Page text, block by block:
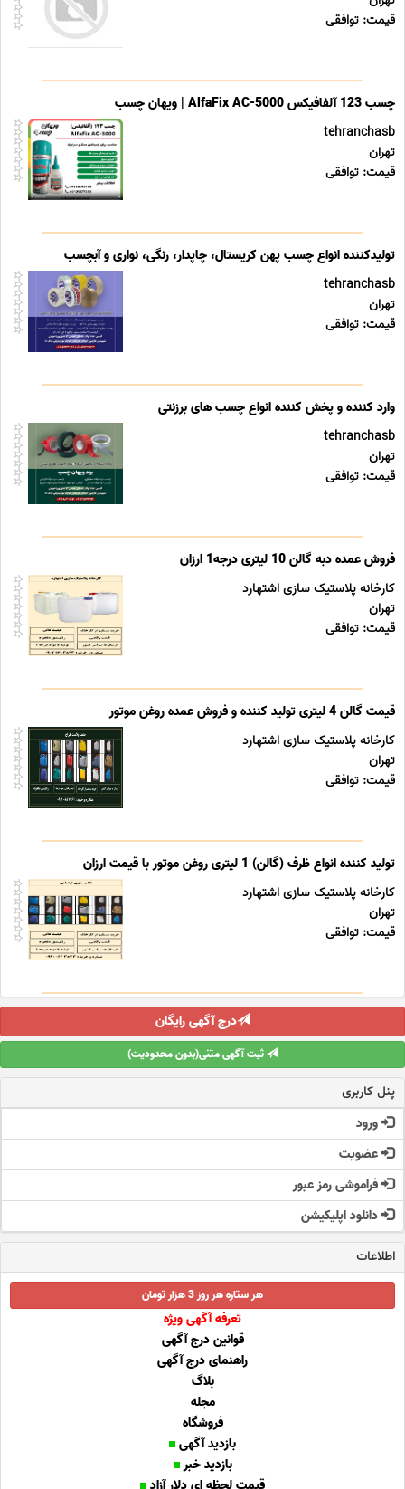
قیمت: توافقی
چسب 123 آلفافیکس AlfaFix AC-5000 | ویهان چسب
tehranchasb
تهران
قیمت: توافقی
تولیدکننده انواع چسب پهن کریستال، چاپدار، رنگی، نواری و آبچسب
tehranchasb
تهران
قیمت: توافقی
وارد کننده و پخش کننده انواع چسب های برزنتی
tehranchasb
تهران
قیمت: توافقی
فروش عمده دبه گالن 10 لیتری درجه1 ارزان
کارخانه پلاستیک سازی اشتهارد
تهران
قیمت: توافقی
قیمت گالن 4 لیتری تولید کننده و فروش عمده روغن موتور
کارخانه پلاستیک سازی اشتهارد
تهران
قیمت: توافقی
تولید کننده انواع ظرف (گالن) 1 لیتری روغن موتور با قیمت ارزان
کارخانه پلاستیک سازی اشتهارد
تهران
قیمت: توافقی
درج آگهی رایگان
ثبت آگهی متنی(بدون محدودیت)
پنل کاربری
ورود
عضویت
فراموشی رمز عبور
دانلود اپلیکیشن
اطلاعات
هر ستاره هر روز 3 هزار تومان
تعرفه آگهی ویژه
قوانین درج آگهی
راهنمای درج آگهی
بلاگ
مجله
فروشگاه
بازدید آگهی
بازدید خبر